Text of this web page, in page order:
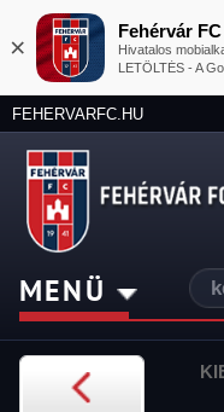
×
Fehérvár FC
Hivatalos
LETÖLTÉS - A
FEHERVARFC.HU
MENÜ